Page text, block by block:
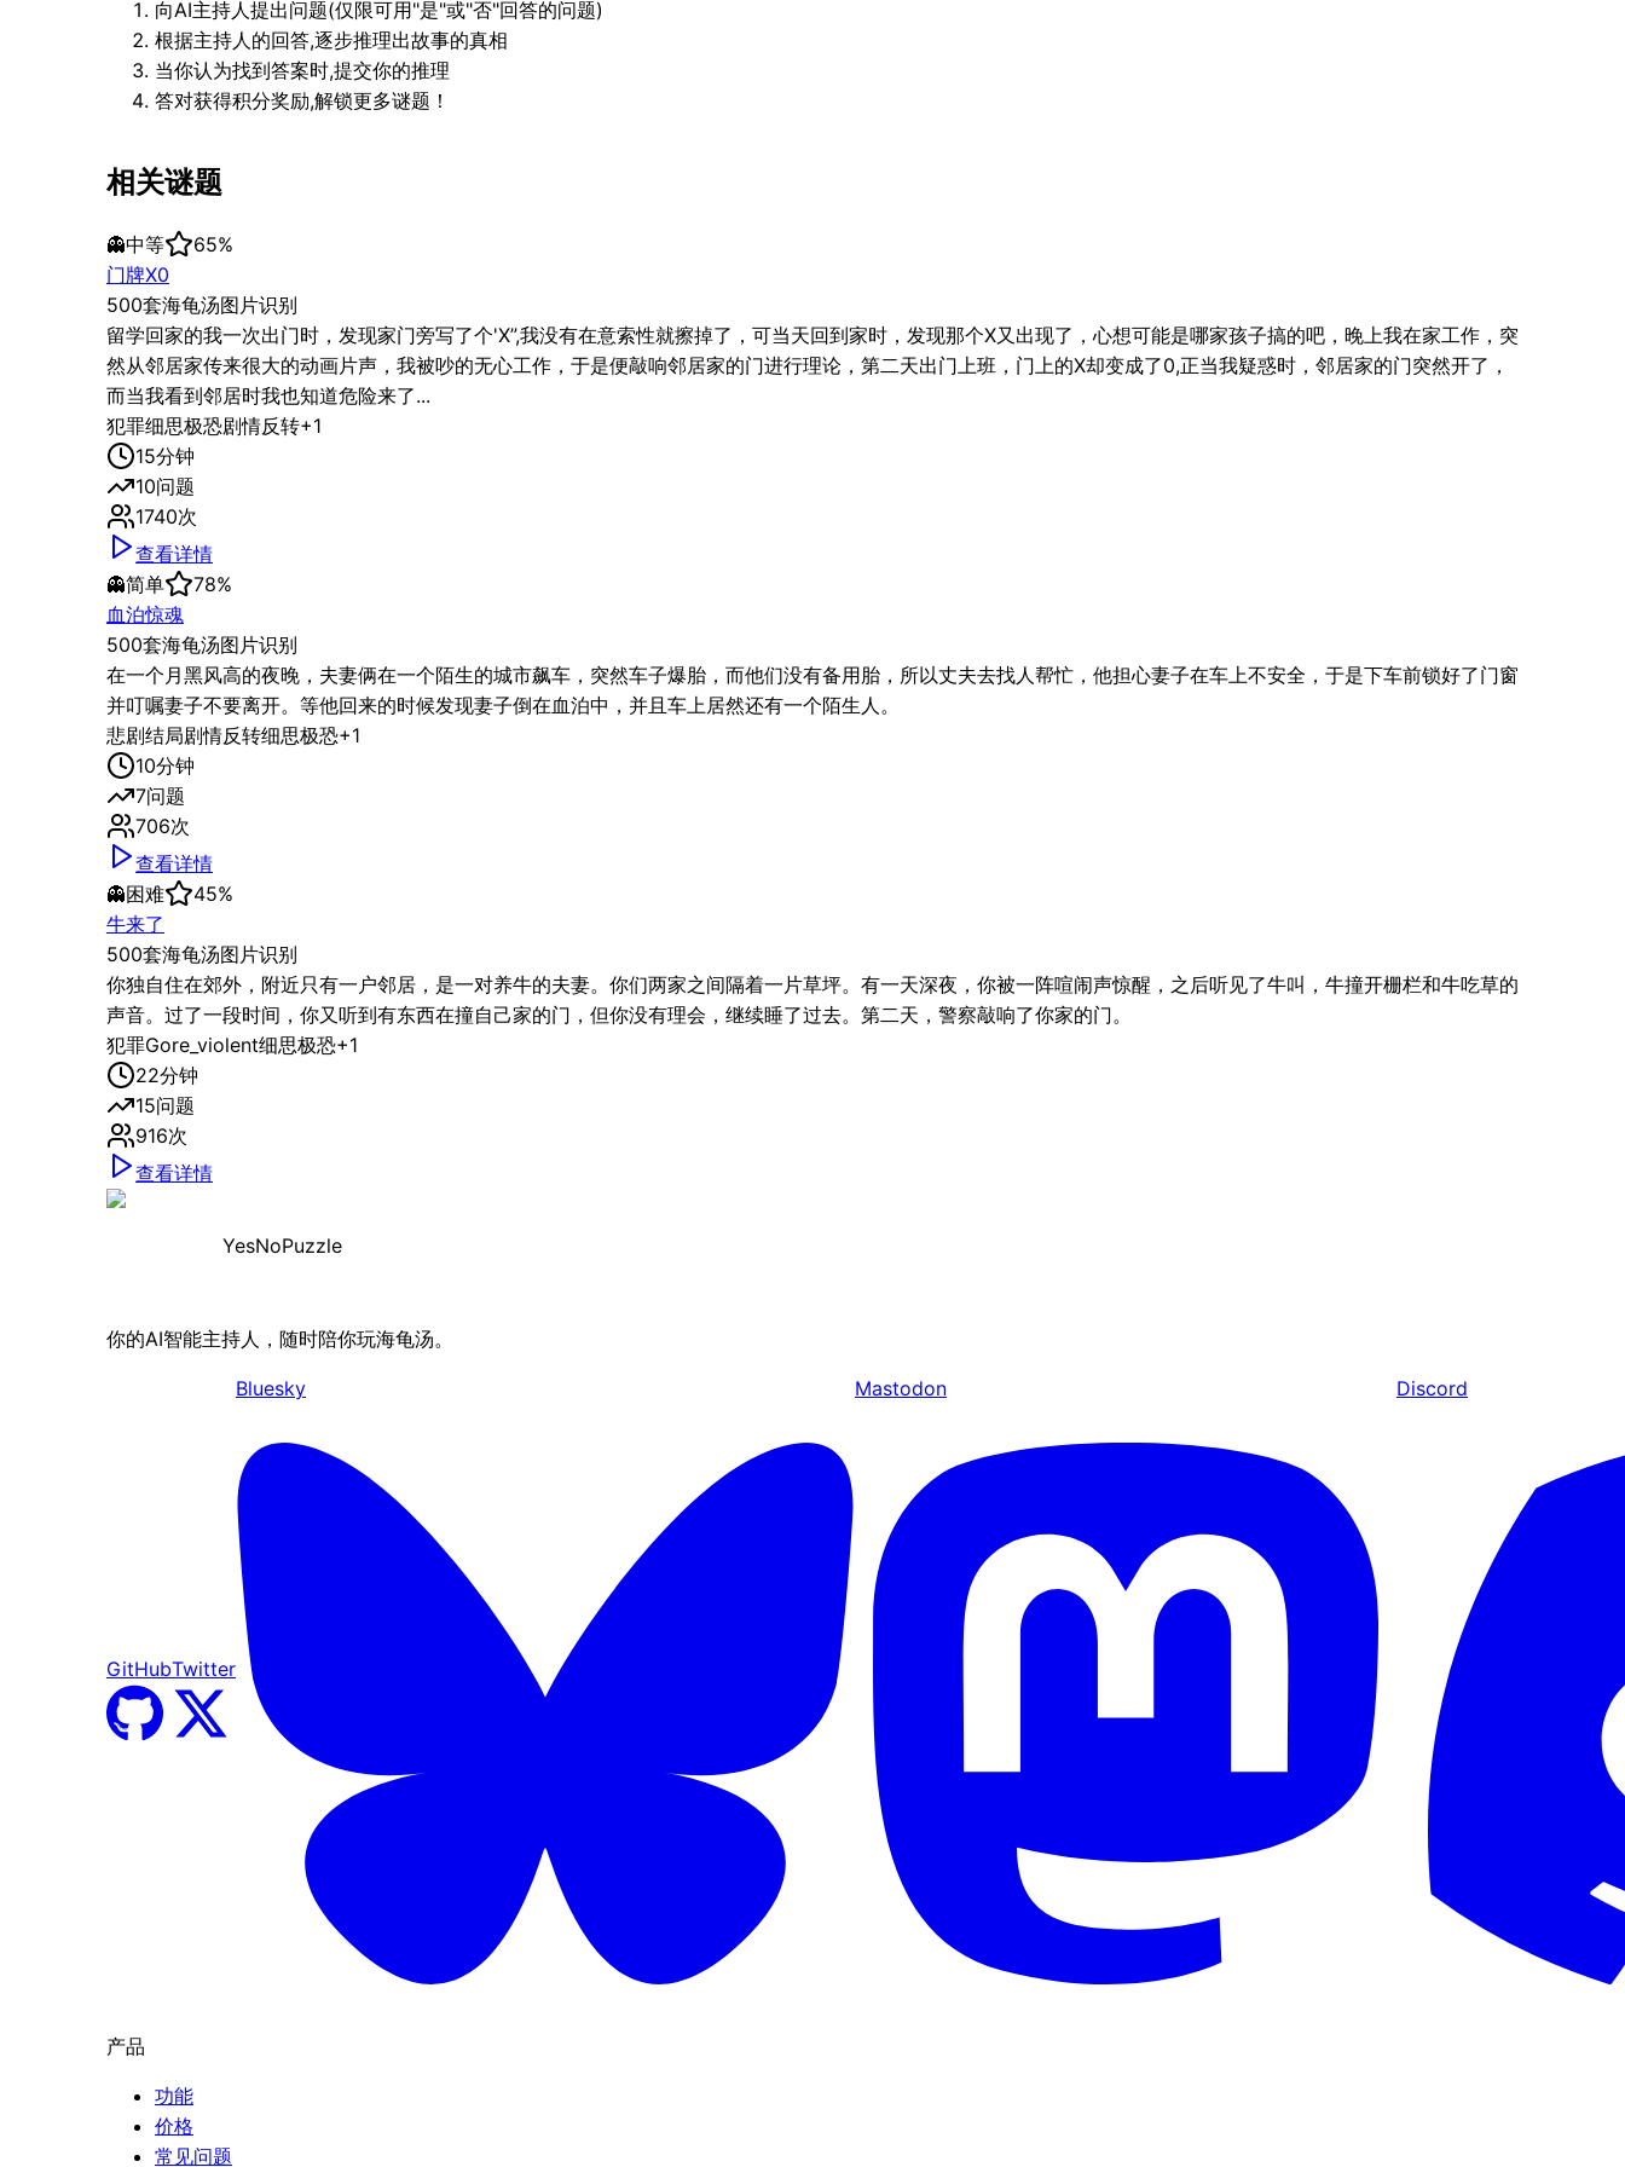
向AI主持人提出问题(仅限可用"是"或"否"回答的问题)
根据主持人的回答,逐步推理出故事的真相
当你认为找到答案时,提交你的推理
答对获得积分奖励,解锁更多谜题！
相关谜题
👻中等 65%
门牌X0
500套海龟汤图片识别
留学回家的我一次出门时，发现家门旁写了个'X”,我没有在意索性就擦掉了，可当天回到家时，发现那个X又出现了，心想可能是哪家孩子搞的吧，晚上我在家工作，突
然从邻居家传来很大的动画片声，我被吵的无心工作，于是便敲响邻居家的门进行理论，第二天出门上班，门上的X却变成了0,正当我疑惑时，邻居家的门突然开了，
而当我看到邻居时我也知道危险来了...
犯罪细思极恐剧情反转+1
15分钟
10问题
1740次
查看详情
👻简单 78%
血泊惊魂
500套海龟汤图片识别
在一个月黑风高的夜晚，夫妻俩在一个陌生的城市飙车，突然车子爆胎，而他们没有备用胎，所以丈夫去找人帮忙，他担心妻子在车上不安全，于是下车前锁好了门窗
并叮嘱妻子不要离开。等他回来的时候发现妻子倒在血泊中，并且车上居然还有一个陌生人。
悲剧结局剧情反转细思极恐+1
10分钟
7问题
706次
查看详情
👻困难 45%
牛来了
500套海龟汤图片识别
你独自住在郊外，附近只有一户邻居，是一对养牛的夫妻。你们两家之间隔着一片草坪。有一天深夜，你被一阵喧闹声惊醒，之后听见了牛叫，牛撞开栅栏和牛吃草的
声音。过了一段时间，你又听到有东西在撞自己家的门，但你没有理会，继续睡了过去。第二天，警察敲响了你家的门。
犯罪Gore_violent细思极恐+1
22分钟
15问题
916次
查看详情
YesNoPuzzle
你的AI智能主持人，随时陪你玩海龟汤。
GitHubTwitter
Bluesky Mastodon Discord
产品
功能
价格
常见问题